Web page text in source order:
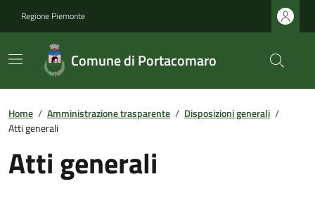
Regione Piemonte
Comune di Portacomaro
Home / Amministrazione trasparente / Disposizioni generali /
Atti generali
Atti generali